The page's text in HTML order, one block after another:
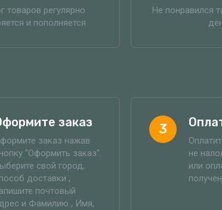
товаров регулярно
и пополняется
Не понравился
заказ
заказ нажав
"Оформить заказ".
свой город,
доставки ,
почтовый
и Фамилию , Имя,
3
не
или